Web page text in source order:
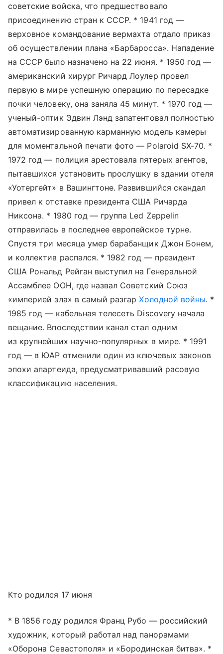
советские войска, что предшествовало
присоединению стран к СССР. * 1941 год —
верховное командование вермахта отдало приказ
об осуществлении плана «Барбаросса». Нападение
на СССР было назначено на 22 июня. * 1950 год —
американский хирург Ричард Лоулер провел
первую в мире успешную операцию по пересадке
почки человеку, она заняла 45 минут. * 1970 год —
ученый-оптик Эдвин Лэнд запатентовал полностью
автоматизированную карманную модель камеры
для моментальной печати фото — Polaroid SX-70. *
1972 год — полиция арестовала пятерых агентов,
пытавшихся установить прослушку в здании отеля
«Уотергейт» в Вашингтоне. Развившийся скандал
привел к отставке президента США Ричарда
Никсона. * 1980 год — группа Led Zeppelin
отправилась в последнее европейское турне.
Спустя три месяца умер барабанщик Джон Бонем,
и коллектив распался. * 1982 год — президент
США Рональд Рейган выступил на Генеральной
Ассамблее ООН, где назвал Советский Союз
«империей зла» в самый разгарХолодной войны. *
1985 год — кабельная телесеть Discovery начала
вещание. Впоследствии канал стал одним
из крупнейших научно-популярных в мире. * 1991
год — в ЮАР отменили один из ключевых законов
эпохи апартеида, предусматривавший расовую
классификацию населения.
Кто родился 17 июня
* В 1856 году родился Франц Рубо — российский
художник, который работал над панорамами
«Оборона Севастополя» и «Бородинская битва». *